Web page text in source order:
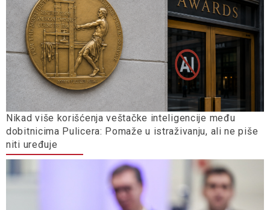
Nikad više korišćenja veštačke inteligencije među
dobitnicima Pulicera: Pomaže u istraživanju, ali ne piše
niti uređuje